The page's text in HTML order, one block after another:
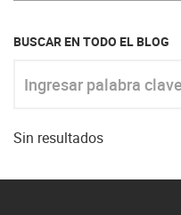
BUSCAR EN TODO EL BLOG
Sin resultados